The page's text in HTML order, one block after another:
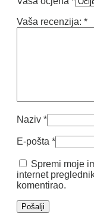
Vaša recenzija: *
Naziv *
E-pošta *
Spremi moje
internet
komentirao.